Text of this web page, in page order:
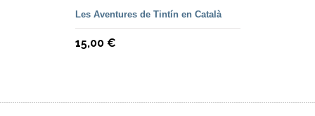
Les Aventures de Tintín en Català
15,00 €